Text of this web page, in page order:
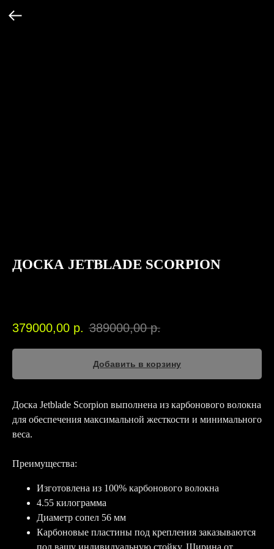
ДОСКА JETBLADE SCORPION
379000,00 р. 389000,00 р.
Добавить в корзину
Доска Jetblade Scorpion выполнена из карбонового волокна
для обеспечения максимальной жесткости и минимального
веса.
Преимущества:
Изготовлена из 100% карбонового волокна
4.55 килограмма
Диаметр сопел 56 мм
Карбоновые пластины под крепления заказываются